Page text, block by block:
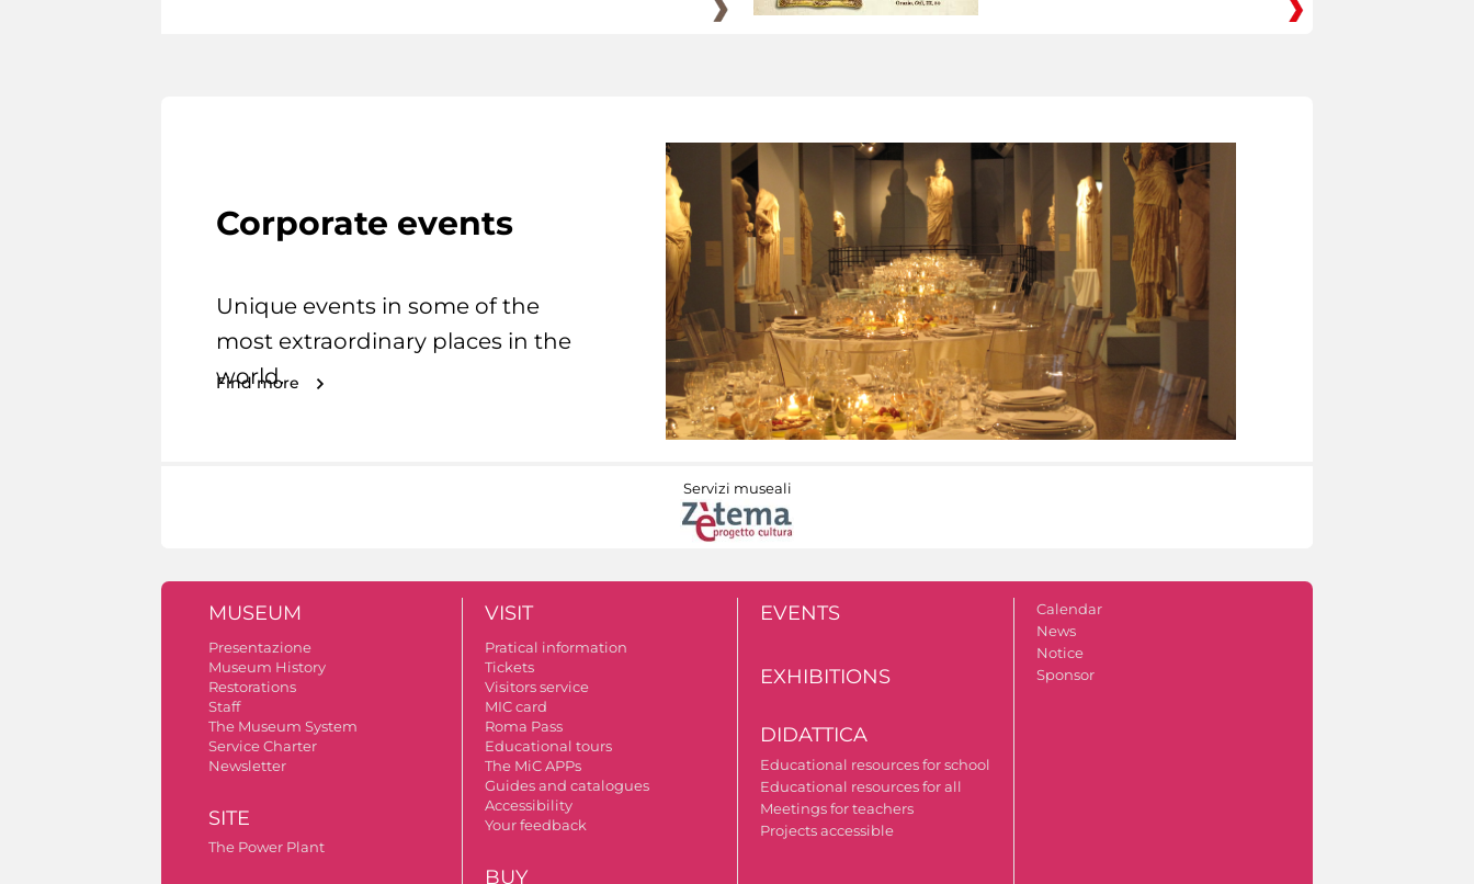
Corporate events
Unique events in some of the
most extraordinary places in the
world.
Find more
Servizi museali
MUSEUM
Presentazione
Museum History
Restorations
Staff
The Museum System
Service Charter
Newsletter
SITE
The Power Plant
VISIT
Pratical information
Tickets
Visitors service
MIC card
Roma Pass
Educational tours
The MiC APPs
Guides and catalogues
Accessibility
Your feedback
BUY
EVENTS
EXHIBITIONS
DIDATTICA
Educational resources for school
Educational resources for all
Meetings for teachers
Projects accessible
Calendar
News
Notice
Sponsor